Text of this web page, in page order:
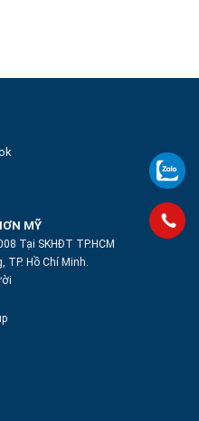
MỸ
Tại SKHĐT TP.HCM
TP. Hồ Chí Minh.